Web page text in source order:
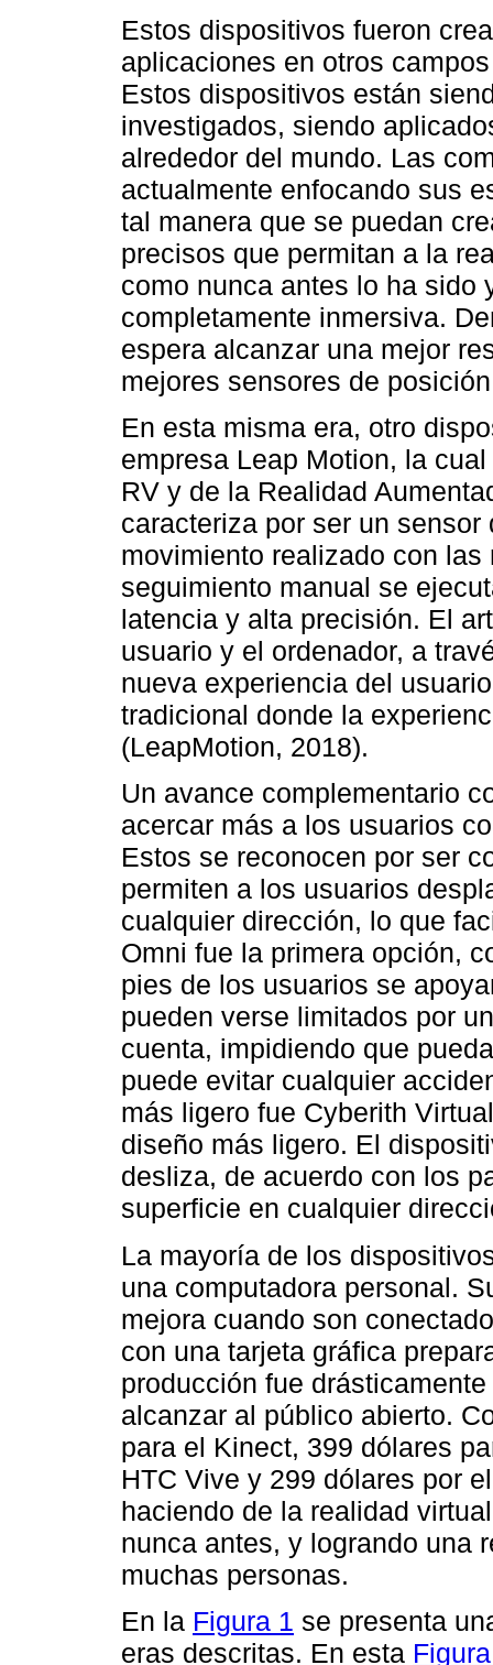
Estos dispositivos fueron
aplicaciones en otros
Estos dispositivos están
investigados, siendo
alrededor del mundo. Las
actualmente enfocando sus
tal manera que se puedan
precisos que permitan a la
como nunca antes lo ha sido
completamente inmersiva.
espera alcanzar una mejor
mejores sensores de
En esta misma era, otro
empresa Leap Motion, la
RV y de la Realidad
caracteriza por ser un
movimiento realizado con
seguimiento manual se
latencia y alta precisión. El
usuario y el ordenador, a
nueva experiencia del
tradicional donde la
(LeapMotion, 2018).
Un avance complementario
acercar más a los usuarios
Estos se reconocen por ser
permiten a los usuarios
cualquier dirección, lo que
Omni fue la primera opción,
pies de los usuarios se
pueden verse limitados por
cuenta, impidiendo que
puede evitar cualquier
más ligero fue Cyberith
diseño más ligero. El
desliza, de acuerdo con los
superficie en cualquier
La mayoría de los
una computadora personal.
mejora cuando son
con una tarjeta gráfica
producción fue
alcanzar al público abierto.
para el Kinect, 399 dólares
HTC Vive y 299 dólares por
haciendo de la realidad
nunca antes, y logrando una
muchas personas.
En la Figura 1 se presenta
eras descritas. En esta